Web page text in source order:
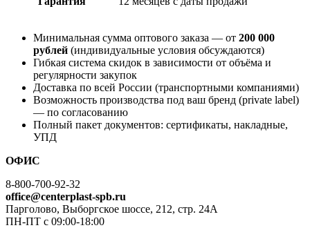
Минимальная сумма оптового заказа — от 200 000
рублей (индивидуальные условия обсуждаются)
Гибкая система скидок в зависимости от объёма и
регулярности закупок
Доставка по всей России (транспортными компаниями)
Возможность производства под ваш бренд (private label)
— по согласованию
Полный пакет документов: сертификаты, накладные,
УПД
ОФИС
8-800-700-92-32
office@centerplast-spb.ru
Парголово, Выборгское шоссе, 212, стр. 24А
ПН-ПТ с 09:00-18:00